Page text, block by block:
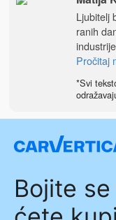
Ljubitelj
ranih
Pročitaj
*Svi